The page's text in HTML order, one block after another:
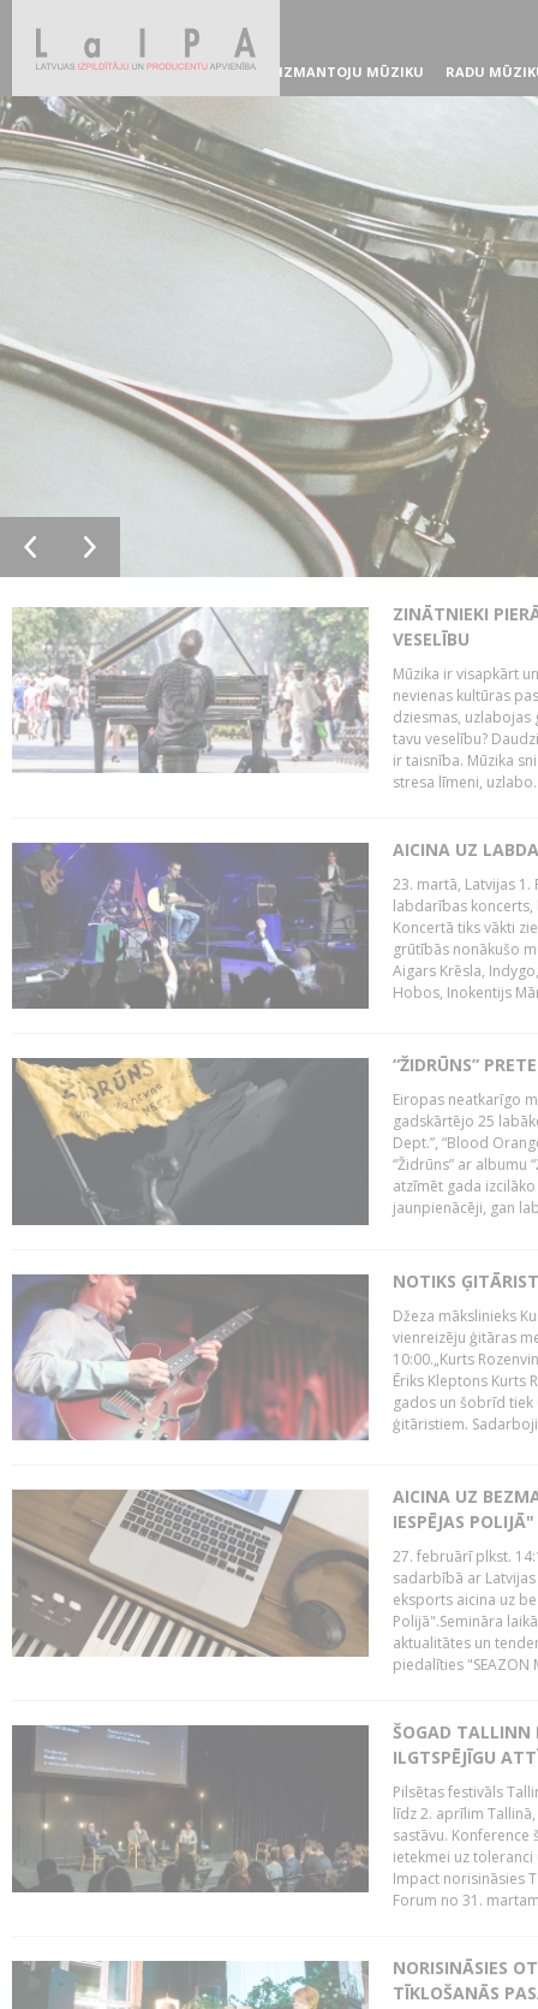
IZMANTOJU MŪZIKU RADU
ZINĀTNIEKI
VESELĪBU
Mūzika ir visapkārt
nevienas kultūras
dziesmas, uzlabojas
tavu veselību?
ir taisnība. Mūzika
stresa līmeni,
AICINA UZ
23. martā, Latvijas 1.
labdarības koncerts,
Koncertā tiks vākti
grūtībās nonākušo
Aigars Krēsla,
Hobos, Inokentijs
“ŽIDRŪNS”
Eiropas neatkarīgo
gadskārtējo 25
Dept.”, “Blood
“Židrūns” ar albumu
atzīmēt gada
jaunpienācēji, gan
NOTIKS
Džeza mākslinieks
vienreizēju ģitāras
10:00.„Kurts
Ēriks Kleptons Kurts
gados un šobrīd
ģitāristiem.
AICINA UZ
IESPĒJAS POLIJĀ"
27. februārī plkst.
sadarbībā ar
eksports aicina uz
Polijā".Semināra
aktualitātes un
piedalīties "SEAZON
ŠOGAD TALLINN
ILGTSPĒJĪGU
Pilsētas festivāls
līdz 2. aprīlim
sastāvu.
ietekmei uz
Impact norisināsies
Forum no 31.
NORISINĀSIES
TĪKLOŠANĀS